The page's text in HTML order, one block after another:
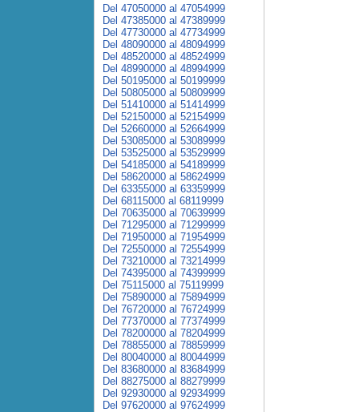
Del 47050000 al 47054999
Del 47385000 al 47389999
Del 47730000 al 47734999
Del 48090000 al 48094999
Del 48520000 al 48524999
Del 48990000 al 48994999
Del 50195000 al 50199999
Del 50805000 al 50809999
Del 51410000 al 51414999
Del 52150000 al 52154999
Del 52660000 al 52664999
Del 53085000 al 53089999
Del 53525000 al 53529999
Del 54185000 al 54189999
Del 58620000 al 58624999
Del 63355000 al 63359999
Del 68115000 al 68119999
Del 70635000 al 70639999
Del 71295000 al 71299999
Del 71950000 al 71954999
Del 72550000 al 72554999
Del 73210000 al 73214999
Del 74395000 al 74399999
Del 75115000 al 75119999
Del 75890000 al 75894999
Del 76720000 al 76724999
Del 77370000 al 77374999
Del 78200000 al 78204999
Del 78855000 al 78859999
Del 80040000 al 80044999
Del 83680000 al 83684999
Del 88275000 al 88279999
Del 92930000 al 92934999
Del 97620000 al 97624999